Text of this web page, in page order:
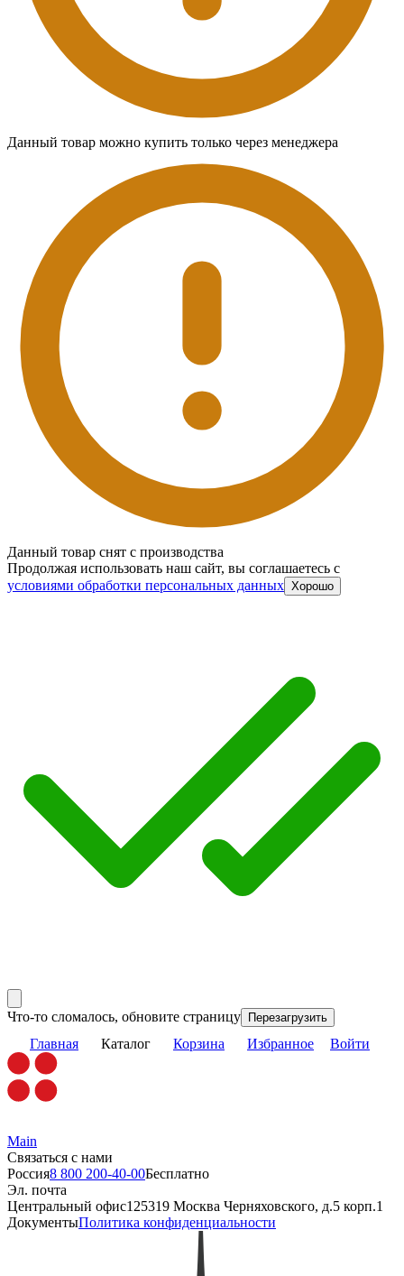
Данный товар можно купить только через менеджера
Данный товар снят с производства
Продолжая использовать наш сайт, вы соглашаетесь c
условиями обработки персональных данных Хорошо
Что-то сломалось, обновите страницу Перезагрузить
Главная Каталог Корзина Избранное Войти
Main
Связаться с нами
Россия8 800 200-40-00Бесплатно
Эл. почта
Центральный офис125319 Москва Черняховского, д.5 корп.1
ДокументыПолитика конфиденциальности